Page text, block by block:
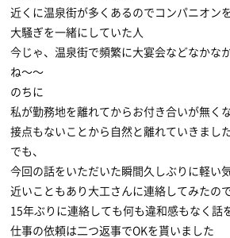
近くに温泉街が多くあるのでコンパニオン
大騒ぎを一緒にしていた人
今じゃ、温泉街で頻繁に大宴会などなかな
ね〜〜
のちに
私が勤務地を離れてからお付き合いが無く
接点もないことから自然と離れていきまし
でも、
今回の話をいただいた瞬間久しぶりに軽い
近いこともあり大工さんに連絡してみたの
15年ぶりに連絡しても何も違和感もなく話
仕事の依頼は二つ返事でOKを貰いました